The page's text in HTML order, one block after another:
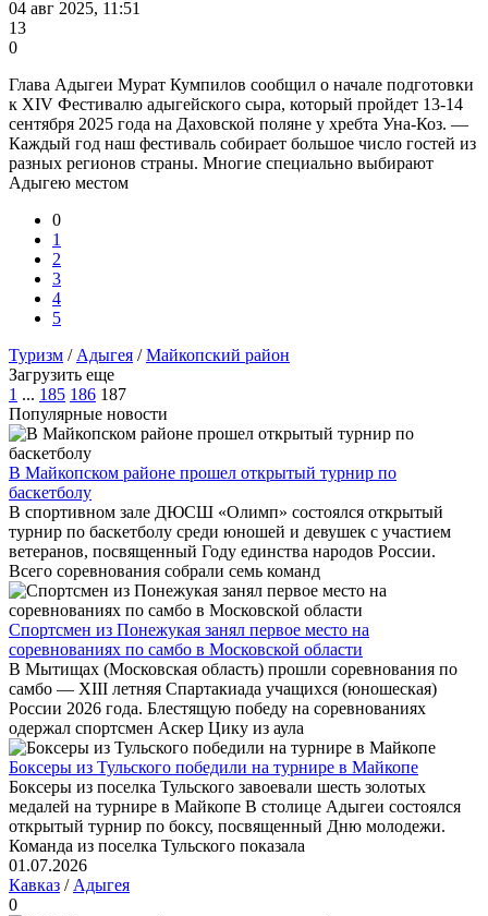
04 авг 2025, 11:51
13
0
Глава Адыгеи Мурат Кумпилов сообщил о начале подготовки
к XIV Фестивалю адыгейского сыра, который пройдет 13-14
сентября 2025 года на Даховской поляне у хребта Уна-Коз. —
Каждый год наш фестиваль собирает большое число гостей из
разных регионов страны. Многие специально выбирают
Адыгею местом
0
1
2
3
4
5
Туризм / Адыгея /Майкопский район
Загрузить еще
1 ... 185 186 187
Популярные новости
В Майкопском районе прошел открытый турнир по
баскетболу
В спортивном зале ДЮСШ «Олимп» состоялся открытый
турнир по баскетболу среди юношей и девушек с участием
ветеранов, посвященный Году единства народов России.
Всего соревнования собрали семь команд
Спортсмен из Понежукая занял первое место на
соревнованиях по самбо в Московской области
В Мытищах (Московская область) прошли соревнования по
самбо — XIII летняя Спартакиада учащихся (юношеская)
России 2026 года. Блестящую победу на соревнованиях
одержал спортсмен Аскер Цику из аула
Боксеры из Тульского победили на турнире в Майкопе
Боксеры из поселка Тульского завоевали шесть золотых
медалей на турнире в Майкопе В столице Адыгеи состоялся
открытый турнир по боксу, посвященный Дню молодежи.
Команда из поселка Тульского показала
01.07.2026
Кавказ / Адыгея
0